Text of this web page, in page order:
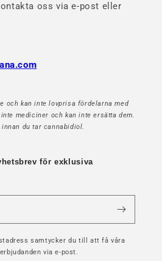
oss via e-post eller
och kan inte lovprisa fördelarna med
mediciner och kan inte ersätta dem.
du tar cannabidiol.
för exklusiva
samtycker du till att få våra
via e-post.